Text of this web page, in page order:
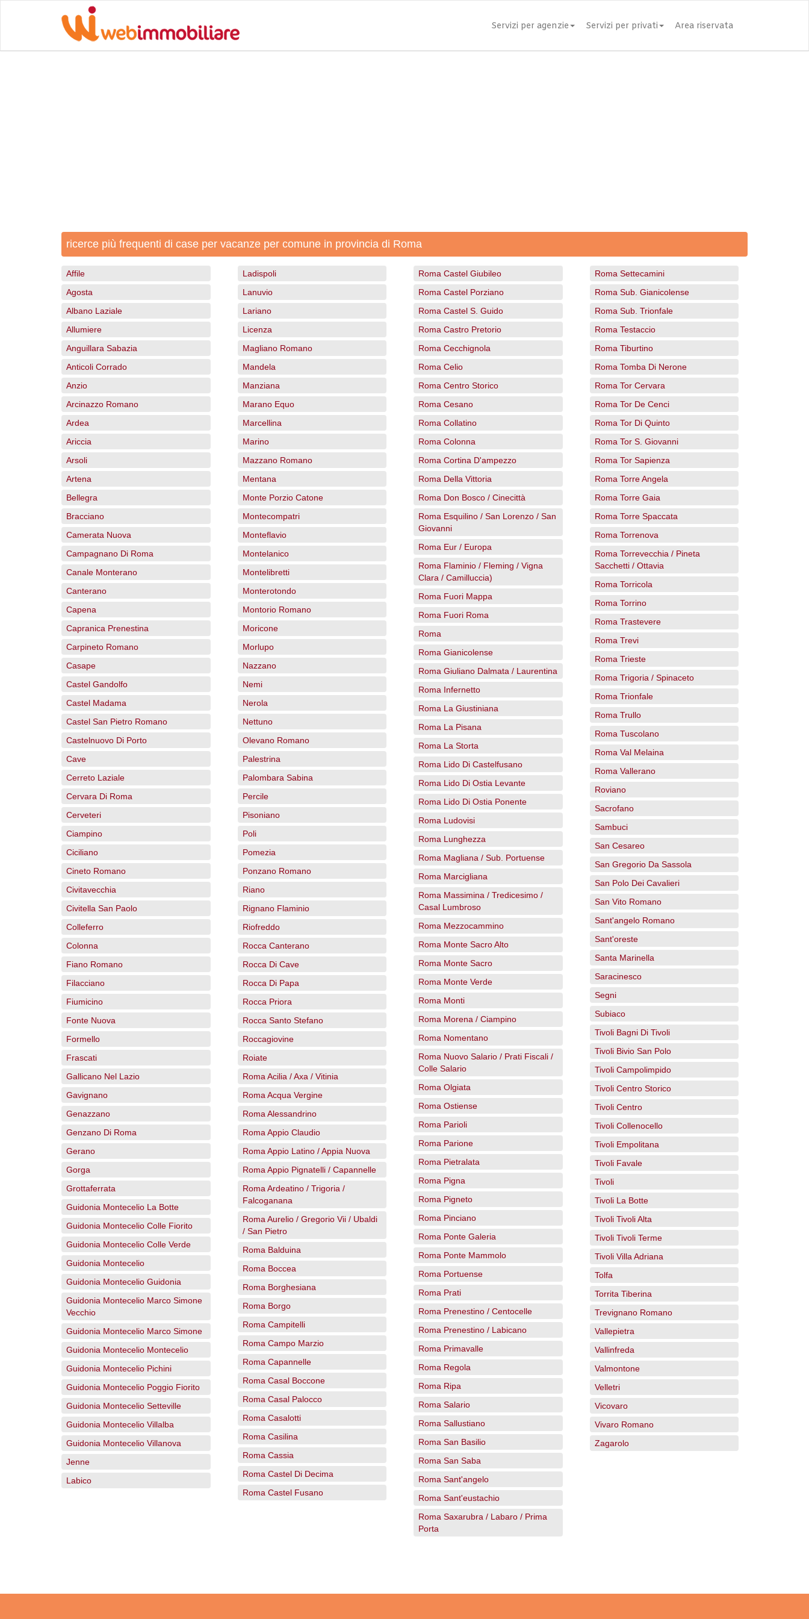
Servizi per agenzie Servizi per privati Area riservata
ricerce più frequenti di case per vacanze per comune in provincia di Roma
Affile
Agosta
Albano Laziale
Allumiere
Anguillara Sabazia
Anticoli Corrado
Anzio
Arcinazzo Romano
Ardea
Ariccia
Arsoli
Artena
Bellegra
Bracciano
Camerata Nuova
Campagnano Di Roma
Canale Monterano
Canterano
Capena
Capranica Prenestina
Carpineto Romano
Casape
Castel Gandolfo
Castel Madama
Castel San Pietro Romano
Castelnuovo Di Porto
Cave
Cerreto Laziale
Cervara Di Roma
Cerveteri
Ciampino
Ciciliano
Cineto Romano
Civitavecchia
Civitella San Paolo
Colleferro
Colonna
Fiano Romano
Filacciano
Fiumicino
Fonte Nuova
Formello
Frascati
Gallicano Nel Lazio
Gavignano
Genazzano
Genzano Di Roma
Gerano
Gorga
Grottaferrata
Guidonia Montecelio La Botte
Guidonia Montecelio Colle Fiorito
Guidonia Montecelio Colle Verde
Guidonia Montecelio
Guidonia Montecelio Guidonia
Guidonia Montecelio Marco Simone
Vecchio
Guidonia Montecelio Marco Simone
Guidonia Montecelio Montecelio
Guidonia Montecelio Pichini
Guidonia Montecelio Poggio Fiorito
Guidonia Montecelio Setteville
Guidonia Montecelio Villalba
Guidonia Montecelio Villanova
Jenne
Labico
Ladispoli
Lanuvio
Lariano
Licenza
Magliano Romano
Mandela
Manziana
Marano Equo
Marcellina
Marino
Mazzano Romano
Mentana
Monte Porzio Catone
Montecompatri
Monteflavio
Montelanico
Montelibretti
Monterotondo
Montorio Romano
Moricone
Morlupo
Nazzano
Nemi
Nerola
Nettuno
Olevano Romano
Palestrina
Palombara Sabina
Percile
Pisoniano
Poli
Pomezia
Ponzano Romano
Riano
Rignano Flaminio
Riofreddo
Rocca Canterano
Rocca Di Cave
Rocca Di Papa
Rocca Priora
Rocca Santo Stefano
Roccagiovine
Roiate
Roma Acilia / Axa / Vitinia
Roma Acqua Vergine
Roma Alessandrino
Roma Appio Claudio
Roma Appio Latino / Appia Nuova
Roma Appio Pignatelli / Capannelle
Roma Ardeatino / Trigoria /
Falcoganana
Roma Aurelio / Gregorio Vii / Ubaldi
/ San Pietro
Roma Balduina
Roma Boccea
Roma Borghesiana
Roma Borgo
Roma Campitelli
Roma Campo Marzio
Roma Capannelle
Roma Casal Boccone
Roma Casal Palocco
Roma Casalotti
Roma Casilina
Roma Cassia
Roma Castel Di Decima
Roma Castel Fusano
Roma Castel Giubileo
Roma Castel Porziano
Roma Castel S. Guido
Roma Castro Pretorio
Roma Cecchignola
Roma Celio
Roma Centro Storico
Roma Cesano
Roma Collatino
Roma Colonna
Roma Cortina D'ampezzo
Roma Della Vittoria
Roma Don Bosco / Cinecittà
Roma Esquilino / San Lorenzo / San
Giovanni
Roma Eur / Europa
Roma Flaminio / Fleming / Vigna
Clara / Camilluccia)
Roma Fuori Mappa
Roma Fuori Roma
Roma
Roma Gianicolense
Roma Giuliano Dalmata / Laurentina
Roma Infernetto
Roma La Giustiniana
Roma La Pisana
Roma La Storta
Roma Lido Di Castelfusano
Roma Lido Di Ostia Levante
Roma Lido Di Ostia Ponente
Roma Ludovisi
Roma Lunghezza
Roma Magliana / Sub. Portuense
Roma Marcigliana
Roma Massimina / Tredicesimo /
Casal Lumbroso
Roma Mezzocammino
Roma Monte Sacro Alto
Roma Monte Sacro
Roma Monte Verde
Roma Monti
Roma Morena / Ciampino
Roma Nomentano
Roma Nuovo Salario / Prati Fiscali /
Colle Salario
Roma Olgiata
Roma Ostiense
Roma Parioli
Roma Parione
Roma Pietralata
Roma Pigna
Roma Pigneto
Roma Pinciano
Roma Ponte Galeria
Roma Ponte Mammolo
Roma Portuense
Roma Prati
Roma Prenestino / Centocelle
Roma Prenestino / Labicano
Roma Primavalle
Roma Regola
Roma Ripa
Roma Salario
Roma Sallustiano
Roma San Basilio
Roma San Saba
Roma Sant'angelo
Roma Sant'eustachio
Roma Saxarubra / Labaro / Prima
Porta
Roma Settecamini
Roma Sub. Gianicolense
Roma Sub. Trionfale
Roma Testaccio
Roma Tiburtino
Roma Tomba Di Nerone
Roma Tor Cervara
Roma Tor De Cenci
Roma Tor Di Quinto
Roma Tor S. Giovanni
Roma Tor Sapienza
Roma Torre Angela
Roma Torre Gaia
Roma Torre Spaccata
Roma Torrenova
Roma Torrevecchia / Pineta
Sacchetti / Ottavia
Roma Torricola
Roma Torrino
Roma Trastevere
Roma Trevi
Roma Trieste
Roma Trigoria / Spinaceto
Roma Trionfale
Roma Trullo
Roma Tuscolano
Roma Val Melaina
Roma Vallerano
Roviano
Sacrofano
Sambuci
San Cesareo
San Gregorio Da Sassola
San Polo Dei Cavalieri
San Vito Romano
Sant'angelo Romano
Sant'oreste
Santa Marinella
Saracinesco
Segni
Subiaco
Tivoli Bagni Di Tivoli
Tivoli Bivio San Polo
Tivoli Campolimpido
Tivoli Centro Storico
Tivoli Centro
Tivoli Collenocello
Tivoli Empolitana
Tivoli Favale
Tivoli
Tivoli La Botte
Tivoli Tivoli Alta
Tivoli Tivoli Terme
Tivoli Villa Adriana
Tolfa
Torrita Tiberina
Trevignano Romano
Vallepietra
Vallinfreda
Valmontone
Velletri
Vicovaro
Vivaro Romano
Zagarolo